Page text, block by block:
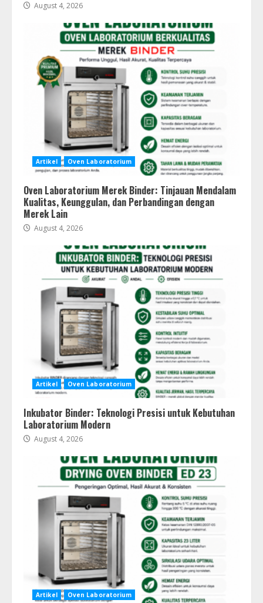
August 4, 2026
Artikel Oven Laboratorium
Oven Laboratorium Merek Binder: Tinjauan Mendalam
Kualitas, Keunggulan, dan Perbandingan dengan
Merek Lain
August 4, 2026
Artikel Oven Laboratorium
Inkubator Binder: Teknologi Presisi untuk Kebutuhan
Laboratorium Modern
August 4, 2026
Artikel Oven Laboratorium